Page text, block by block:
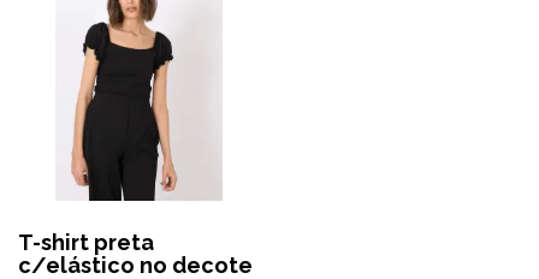
T-shirt preta
c/elástico no decote